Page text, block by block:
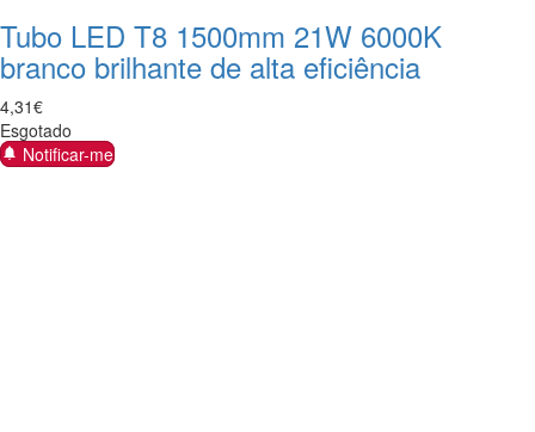
Tubo LED T8 1500mm 21W 6000K
branco brilhante de alta eficiência
4,31€
Esgotado
Notificar-me